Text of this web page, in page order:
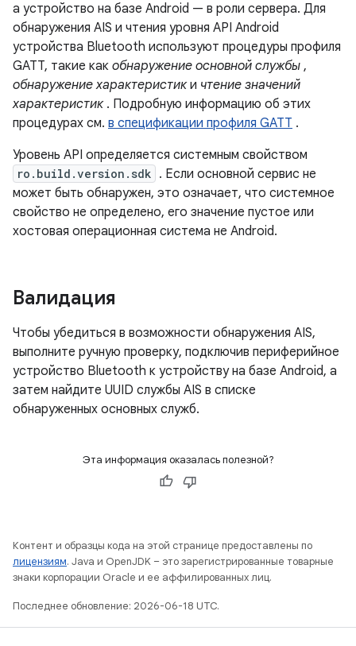
а устройство на базе Android — в роли сервера. Для
обнаружения AIS и чтения уровня API Android
устройства Bluetooth используют процедуры профиля
GATT, такие как обнаружение основной службы ,
обнаружение характеристики чтение значений
характеристик. Подробную информацию об этих
процедурах см. в спецификации профиля GATT .
Уровень API определяется системным свойством
ro.build.version.sdk . Если основной сервис не
может быть обнаружен, это означает, что системное
свойство не определено, его значение пустое или
хостовая операционная система не Android.
Валидация
Чтобы убедиться в возможности обнаружения AIS,
выполните ручную проверку, подключив периферийное
устройство Bluetooth к устройству на базе Android, а
затем найдите UUID службы AIS в списке
обнаруженных основных служб.
Эта информация оказалась полезной?
Контент и образцы кода на этой странице предоставлены по
лицензиям. Java и OpenJDK – это зарегистрированные товарные
знаки корпорации Oracle и ее аффилированных лиц.
Последнее обновление: 2026-06-18 UTC.